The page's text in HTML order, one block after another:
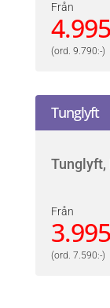
Från
(ord. 9.790:-)
Tunglyft
Tunglyft,
Från
(ord. 7.590:-)